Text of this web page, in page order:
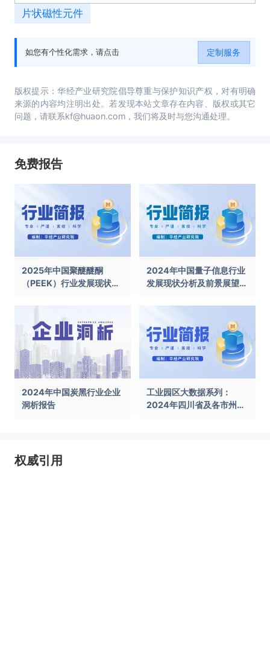
片状磁性元件
如您有个性化需求，请点击 定制服务
版权提示：华经产业研究院倡导尊重与保护知识产权，对有明确
来源的内容均注明出处。若发现本站文章存在内容、版权或其它
问题，请联系kf@huaon.com，我们将及时与您沟通处理。
免费报告
2025年中国聚醚醚酮
（PEEK）行业发展现状及
2024年中国量子信息行业
发展现状分析及前景展望报
2024年中国炭黑行业企业
洞析报告
工业园区大数据系列：
2024年四川省及各市州工
权威引用